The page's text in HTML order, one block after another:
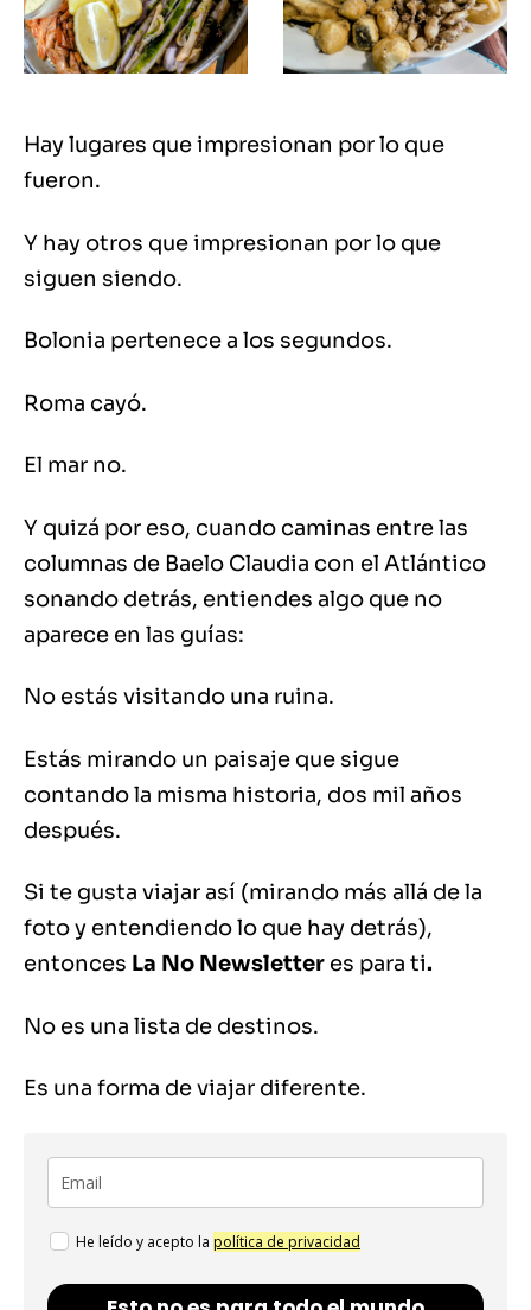
Hay lugares que impresionan por lo que
fueron.
Y hay otros que impresionan por lo que
siguen siendo.
Bolonia pertenece a los segundos.
Roma cayó.
El mar no.
Y quizá por eso, cuando caminas entre las
columnas de Baelo Claudia con el Atlántico
sonando detrás, entiendes algo que no
aparece en las guías:
No estás visitando una ruina.
Estás mirando un paisaje que sigue
contando la misma historia, dos mil años
después.
Si te gusta viajar así (mirando más allá de la
foto y entendiendo lo que hay detrás),
entonces La No Newsletter es para ti.
No es una lista de destinos.
Es una forma de viajar diferente.
He leído y acepto la política de privacidad